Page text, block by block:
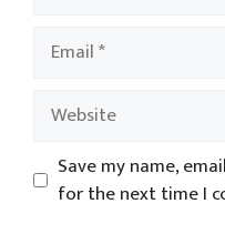
Email
Website
Save my name,
for the next time I